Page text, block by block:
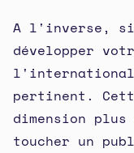
A l'inverse, si
développer
pertinent.
dimension
toucher un